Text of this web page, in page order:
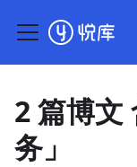
2 篇博文
务」